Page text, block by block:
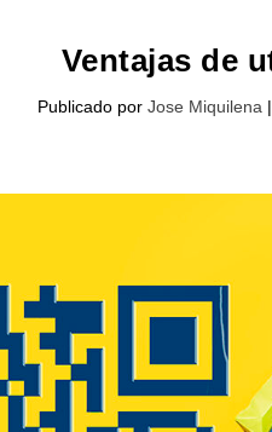
Ventajas de
Publicado por Jose Miquilena |